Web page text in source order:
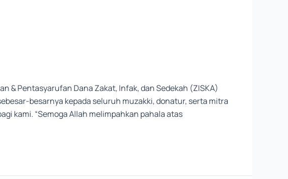
& Pentasyarufan Dana Zakat, Infak, dan Sedekah (ZISKA)
besarnya kepada seluruh muzakki, donatur, serta mitra
kami. “Semoga Allah melimpahkan pahala atas